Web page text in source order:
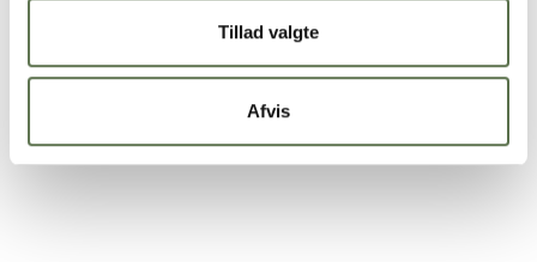
Tillad valgte
Afvis